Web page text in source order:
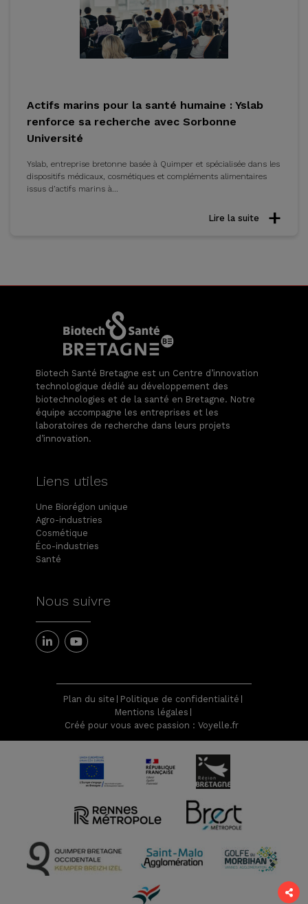
Actifs marins pour la santé humaine : Yslab
renforce sa recherche avec Sorbonne
Université
Yslab, entreprise bretonne basée à Quimper et spécialisée dans les
dispositifs médicaux, cosmétiques et compléments alimentaires
issus d’actifs marins à...
Lire la suite
Biotech Santé Bretagne est un Centre d’innovation
technologique dédié au développement des
biotechnologies et de la santé en Bretagne. Notre
équipe accompagne les entreprises et les
laboratoires de recherche dans leurs projets
d’innovation.
Liens utiles
Une Biorégion unique
Agro-industries
Cosmétique
Éco-industries
Santé
Nous suivre
Plan du site
Politique de confidentialité
Mentions légales
Créé pour vous avec passion : Voyelle.fr